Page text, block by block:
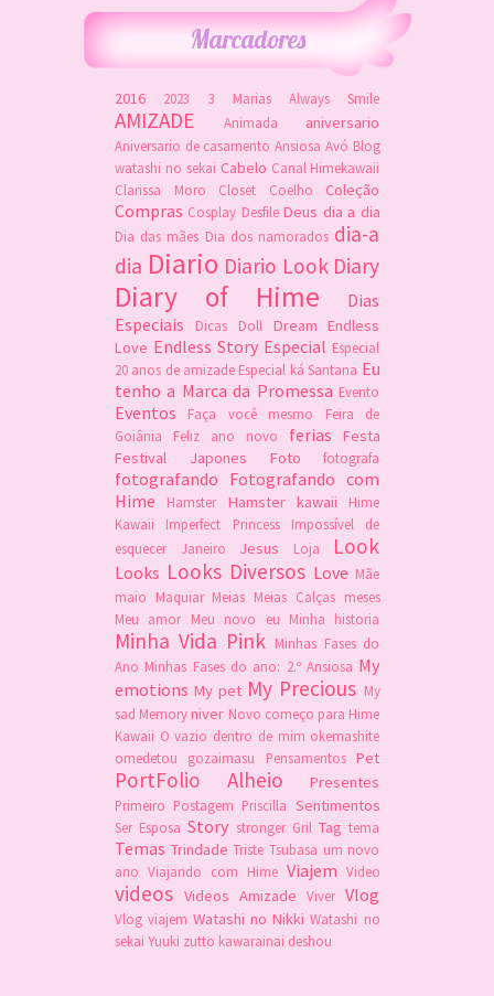
Marcadores
2016 2023 3 Marias Always Smile
AMIZADE Animada aniversario
Aniversario de casamento Ansiosa Avó Blog
watashi no sekai Cabelo Canal Himekawaii
Clarissa Moro
Closet Coelho Coleção
Compras Cosplay Desfile Deus dia a dia
Dia das mães Dia dos namorados dia-a
dia Diario Diario Look Diary
Diary of Hime
Dias
Especiais
Dicas Doll Dream Endless
Love Endless Story Especial Especial
20 anos de amizade Especial ká Santana Eu
tenho a Marca da Promessa Evento
Eventos Faça você mesmo
Feira de
Goiânia
Feliz ano novo ferias
Festa
Festival Japones
Foto fotografa
fotografando Fotografando com
Hime
Hamster Hamster kawaii
Hime
Kawaii
Imperfect Princess
Impossível de
esquecer
Janeiro Jesus Loja Look
Looks Looks Diversos Love Mãe
maio
Maquiar Meias Meias Calças meses
Meu amor Meu novo eu Minha historia
Minha Vida Pink Minhas Fases do
Ano Minhas Fases do ano: 2.º Ansiosa My
emotions My pet My Precious My
sad Memory niver Novo começo para Hime
Kawaii O vazio dentro de mim okemashite
omedetou gozaimasu
Pensamentos Pet
PortFolio Alheio Presentes
Primeiro Postagem Priscilla Sentimentos
Ser Esposa Story stronger Gril Tag tema
Temas Trindade Triste Tsubasa um novo
ano Viajando com Hime Viajem Video
videos Videos Amizade Viver Vlog
Vlog viajem Watashi no Nikki Watashi no
sekai Yuuki zutto kawarainai deshou